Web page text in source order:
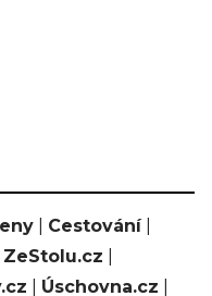
Cestování|
ZeStolu.cz
Úschovna.cz